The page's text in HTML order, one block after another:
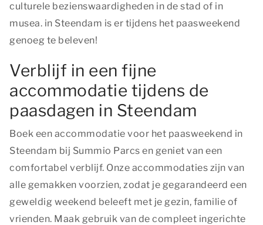
culturele bezienswaardigheden in de stad of in
musea. in Steendam is er tijdens het paasweekend
genoeg te beleven!
Verblijf in een fijne
accommodatie tijdens de
paasdagen in Steendam
Boek een accommodatie voor het paasweekend in
Steendam bij Summio Parcs en geniet van een
comfortabel verblijf. Onze accommodaties zijn van
alle gemakken voorzien, zodat je gegarandeerd een
geweldig weekend beleeft met je gezin, familie of
vrienden. Maak gebruik van de compleet ingerichte